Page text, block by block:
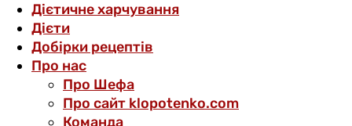
Дієтичне харчування
Дієти
Добірки рецептів
Про нас
Про Шефа
Про сайт klopotenko.com
Команда